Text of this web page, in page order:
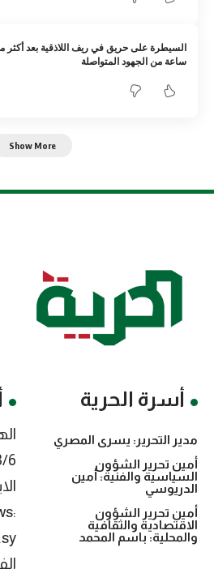
ساعة من الجهود المتواصلة
Show More
أسرة الحرية
مدير التحرير: يسرى المصري
أمين تحرير الشؤون
السياسية والفنية: أمين
الدريوسي
أمين تحرير الشؤون
الاقتصادية والثقافية
والمحلية: باسم المحمد
.sy